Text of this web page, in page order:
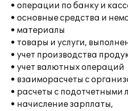
• операции по банку и
• основные средства и
• материалы
• товары и услуги,
• учет производства
• учет валютных операций
• взаиморасчеты с
• расчеты с подотчетными
• начисление зарплаты,